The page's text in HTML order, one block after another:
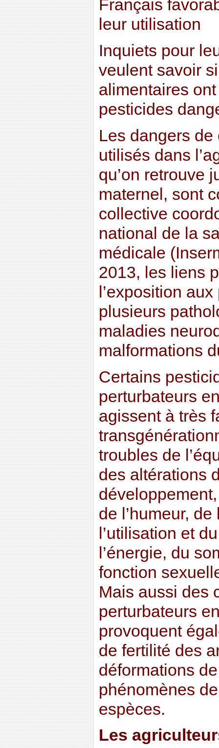
Français
leur utilisation
Inquiets pour
veulent savoir
alimentaires
pesticides
Les dangers
utilisés dans
qu’on retrouve
maternel, sont
collective
national de la
médicale
2013, les liens
l’exposition
plusieurs
maladies
malformations
Certains
perturbateurs
agissent à très
troubles de
des altérations
de l’humeur,
l’utilisation et
l’énergie, du
fonction
Mais aussi des
perturbateurs
provoquent
de fertilité des
déformations
phénomènes
espèces.
Les